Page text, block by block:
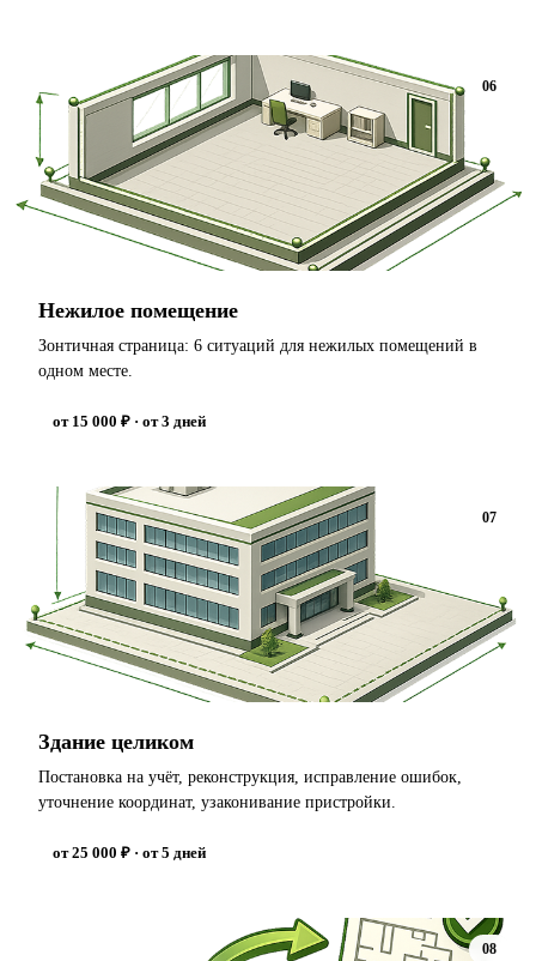
06
Нежилое помещение
Зонтичная страница: 6 ситуаций для нежилых помещений в
одном месте.
от 15 000 ₽ · от 3 дней
07
Здание целиком
Постановка на учёт, реконструкция, исправление ошибок,
уточнение координат, узаконивание пристройки.
от 25 000 ₽ · от 5 дней
08